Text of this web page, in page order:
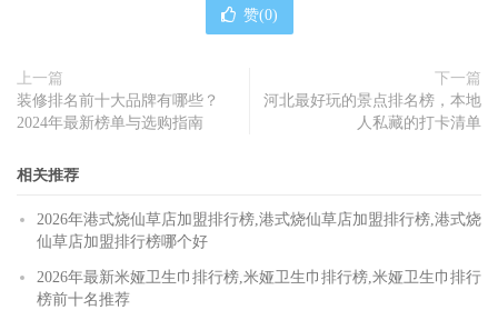
赞(0)
上一篇
装修排名前十大品牌有哪些？
2024年最新榜单与选购指南
下一篇
河北最好玩的景点排名榜，本地
人私藏的打卡清单
相关推荐
2026年港式烧仙草店加盟排行榜,港式烧仙草店加盟排行榜,港式烧
仙草店加盟排行榜哪个好
2026年最新米娅卫生巾排行榜,米娅卫生巾排行榜,米娅卫生巾排行
榜前十名推荐